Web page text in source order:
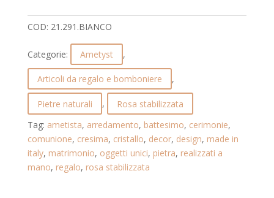
AMETISTA
CON
ROSA
STABILIZZATA
E
GOCCE
DI
CRISTALLO.
AMETYST.
21.291.BIANCO
quantità
COD: 21.291.BIANCO
Categorie: Ametyst ,
Articoli da regalo e bomboniere ,
Pietre naturali ,
Rosa stabilizzata
Tag: ametista, arredamento, battesimo, cerimonie,
comunione, cresima, cristallo, decor, design, made in
italy, matrimonio, oggetti unici, pietra, realizzati a
mano, regalo, rosa stabilizzata